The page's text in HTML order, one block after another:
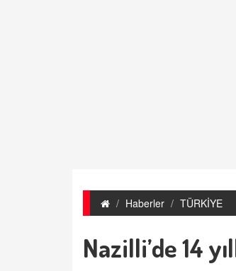
Haberler TÜRKİYE
Nazilli’de 14